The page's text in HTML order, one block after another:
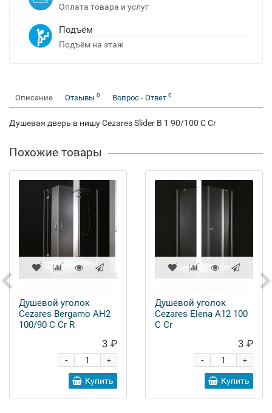
Оплата товара и услуг
Подъём
Подъём на этаж
Описание Отзывы 0 Вопрос - Ответ 0
Душевая дверь в нишу Cezares Slider B 1 90/100 C Cr
Похожие товары
Душевой уголок
Cezares Bergamo AH2
100/90 C Cr R
3 ₽
+
-
Купить
Душевой уголок
Cezares Elena A12 100
C Cr
3 ₽
+
-
Купить